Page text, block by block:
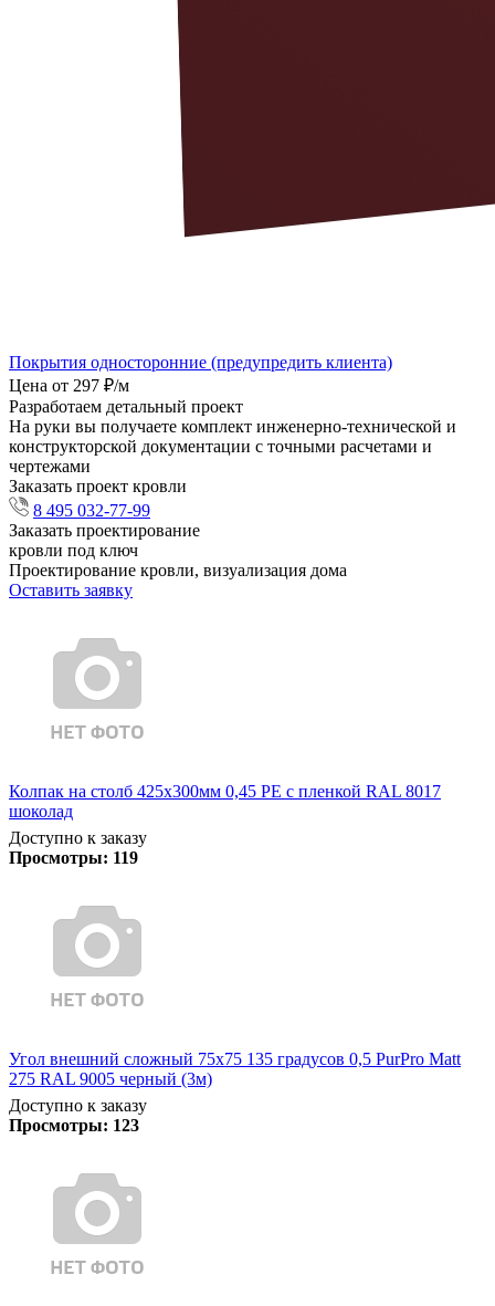
Покрытия односторонние (предупредить клиента)
Цена от 297 ₽/м
Разработаем детальный проект
На руки вы получаете комплект инженерно-технической и
конструкторской документации с точными расчетами и
чертежами
Заказать проект кровли
8 495 032-77-99
Заказать проектирование
кровли под ключ
Проектирование кровли, визуализация дома
Оставить заявку
Колпак на столб 425х300мм 0,45 PE с пленкой RAL 8017
шоколад
Доступно к заказу
Просмотры: 119
Угол внешний сложный 75х75 135 градусов 0,5 PurPro Matt
275 RAL 9005 черный (3м)
Доступно к заказу
Просмотры: 123